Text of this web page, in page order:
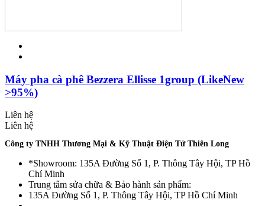
Máy pha cà phê Bezzera Ellisse 1group (LikeNew
>95%)
Liên hệ
Liên hệ
Công ty TNHH Thương Mại & Kỹ Thuật Điện Tử Thiên Long
*Showroom: 135A Đường Số 1, P. Thông Tây Hội, TP Hồ
Chí Minh
Trung tâm sửa chữa & Bảo hành sản phẩm:
135A Đường Số 1, P. Thông Tây Hội, TP Hồ Chí Minh